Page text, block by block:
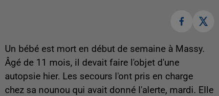
Un bébé est mort en début de semaine à Massy.
Âgé de 11 mois, il devait faire l'objet d'une
autopsie hier. Les secours l'ont pris en charge
chez sa nounou qui avait donné l'alerte, mardi. Elle